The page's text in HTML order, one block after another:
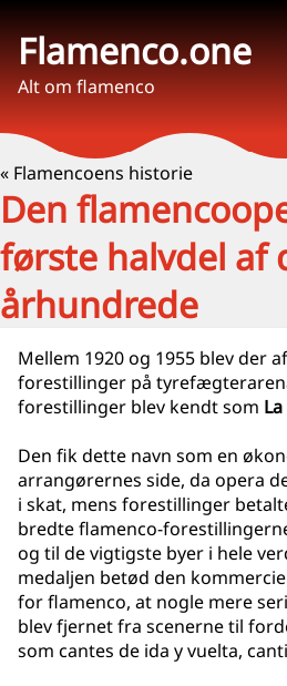
Flamenco.one
Alt om flamenco
« Flamencoens historie
Den
første halvdel af
århundrede
Mellem 1920 og 1955 blev der
forestillinger på
forestillinger blev kendt som
Den fik dette navn som en
arrangørernes side, da opera
i skat, mens forestillinger
bredte flamenco-
og til de vigtigste byer i hele
medaljen betød den
for flamenco, at nogle mere
blev fjernet fra scenerne til
som cantes de ida y vuelta,